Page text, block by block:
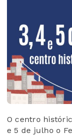
O centro
e 5 de julho o